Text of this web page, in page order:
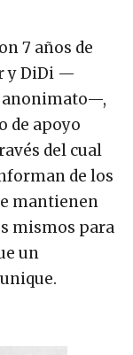
7 años de
y DiDi —
anonimato—,
de apoyo
del cual
de los
mantienen
mismos para
un